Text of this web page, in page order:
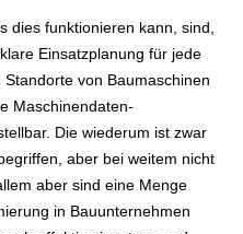
dies funktionieren kann, sind,
Einsatzplanung für jede
von Baumaschinen
Maschinendaten-
Die wiederum ist zwar
aber bei weitem nicht
aber sind eine Menge
in Bauunternehmen